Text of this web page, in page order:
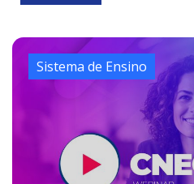
Sistema de Ensino